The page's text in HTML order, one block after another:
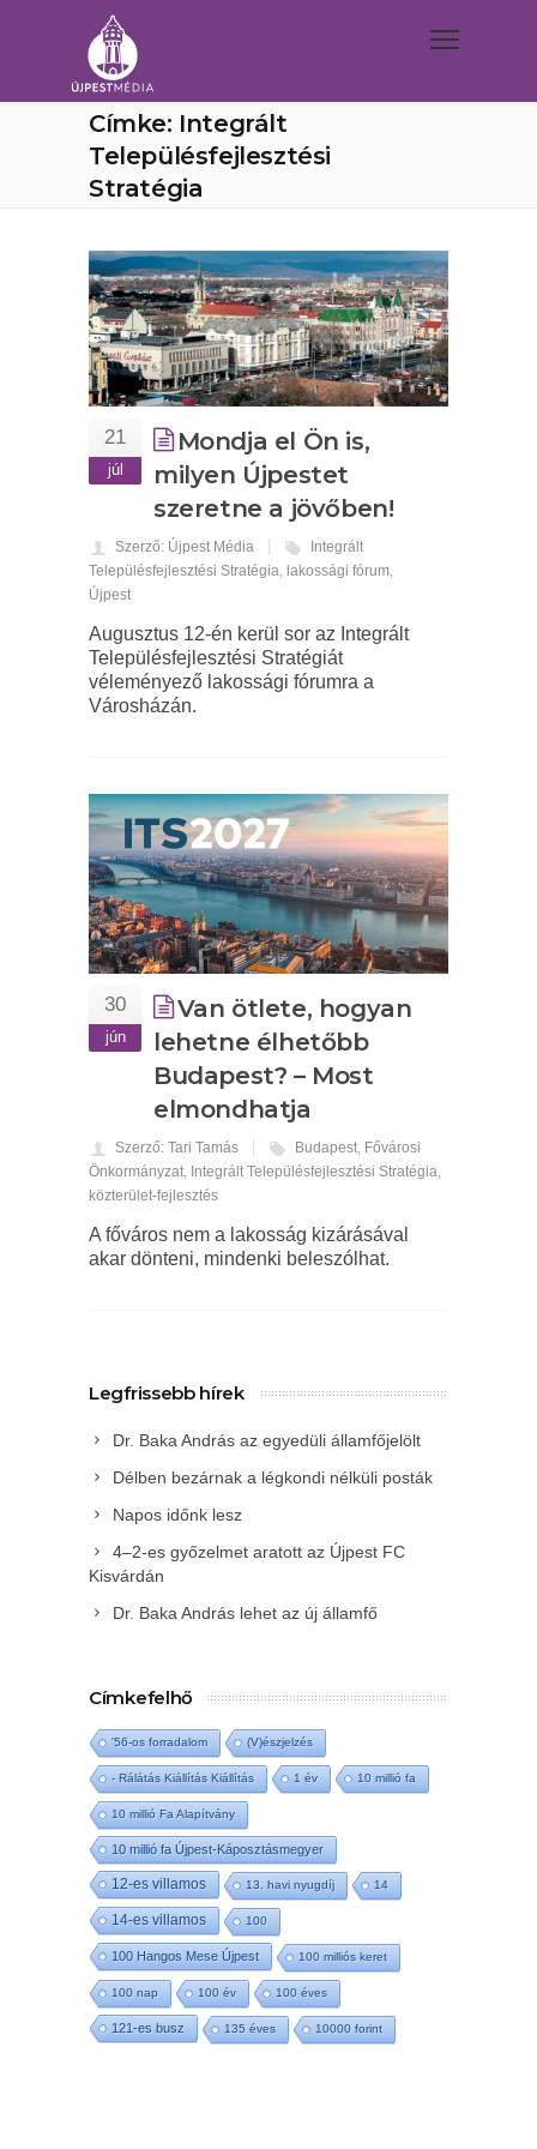
Címke: Integrált
Településfejlesztési
Stratégia
21
júl
Mondja el Ön is,
milyen Újpestet
szeretne a jövőben!
Szerző: Újpest Média
Integrált
Településfejlesztési Stratégia, lakossági fórum,
Újpest
Augusztus 12-én kerül sor az Integrált
Településfejlesztési Stratégiát
véleményező lakossági fórumra a
Városházán.
30
jún
Van ötlete, hogyan
lehetne élhetőbb
Budapest? – Most
elmondhatja
Szerző: Tari Tamás Budapest, Fővárosi
Önkormányzat, Integrált Településfejlesztési Stratégia,
közterület-fejlesztés
A főváros nem a lakosság kizárásával
akar dönteni, mindenki beleszólhat.
Legfrissebb hírek
Dr. Baka András az egyedüli államfőjelölt
Délben bezárnak a légkondi nélküli posták
Napos időnk lesz
4–2-es győzelmet aratott az Újpest FC
Kisvárdán
Dr. Baka András lehet az új államfő
Címkefelhő
'56-os forradalom (V)észjelzés
- Rálátás Kiállítás Kiállítás 1 év 10 millió fa
10 millió Fa Alapítvány
10 millió fa Újpest-Káposztásmegyer
12-es villamos 13. havi nyugdíj 14
14-es villamos 100
100 Hangos Mese Újpest 100 milliós keret
100 nap 100 év 100 éves
121-es busz 135 éves 10000 forint